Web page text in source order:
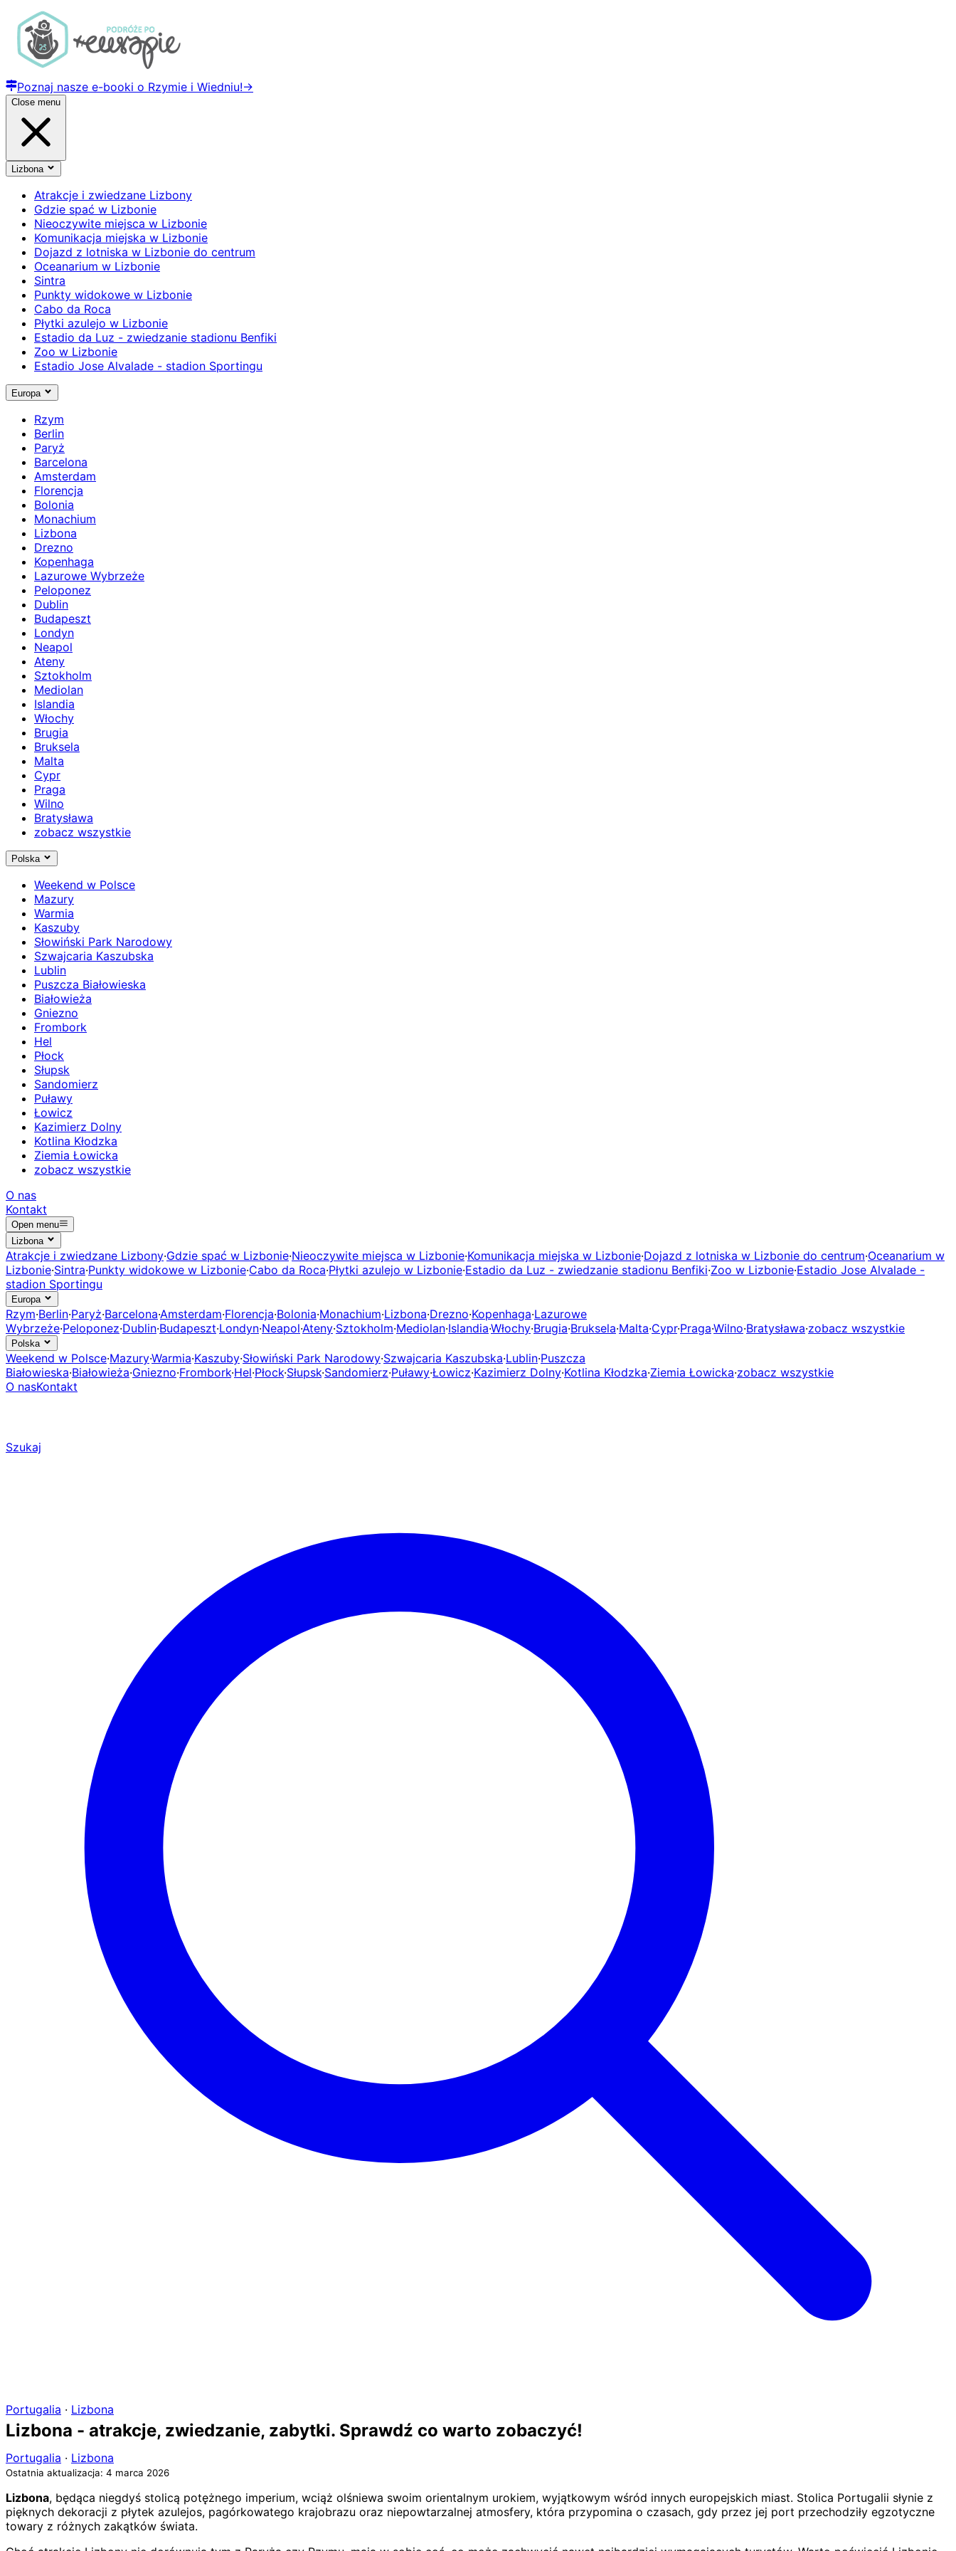
Poznaj nasze e-booki o Rzymie i Wiedniu!→
Close menu
Lizbona
Atrakcje i zwiedzane Lizbony
Gdzie spać w Lizbonie
Nieoczywite miejsca w Lizbonie
Komunikacja miejska w Lizbonie
Dojazd z lotniska w Lizbonie do centrum
Oceanarium w Lizbonie
Sintra
Punkty widokowe w Lizbonie
Cabo da Roca
Płytki azulejo w Lizbonie
Estadio da Luz - zwiedzanie stadionu Benfiki
Zoo w Lizbonie
Estadio Jose Alvalade - stadion Sportingu
Europa
Rzym
Berlin
Paryż
Barcelona
Amsterdam
Florencja
Bolonia
Monachium
Lizbona
Drezno
Kopenhaga
Lazurowe Wybrzeże
Peloponez
Dublin
Budapeszt
Londyn
Neapol
Ateny
Sztokholm
Mediolan
Islandia
Włochy
Brugia
Bruksela
Malta
Cypr
Praga
Wilno
Bratysława
zobacz wszystkie
Polska
Weekend w Polsce
Mazury
Warmia
Kaszuby
Słowiński Park Narodowy
Szwajcaria Kaszubska
Lublin
Puszcza Białowieska
Białowieża
Gniezno
Frombork
Hel
Płock
Słupsk
Sandomierz
Puławy
Łowicz
Kazimierz Dolny
Kotlina Kłodzka
Ziemia Łowicka
zobacz wszystkie
O nas
Kontakt
Open menu
Lizbona
Atrakcje i zwiedzane Lizbony·Gdzie spać w Lizbonie·Nieoczywite miejsca w Lizbonie·Komunikacja miejska w Lizbonie·Dojazd z lotniska w Lizbonie do centrum·Oceanarium w
Lizbonie·Sintra·Punkty widokowe w Lizbonie·Cabo da Roca·Płytki azulejo w Lizbonie·Estadio da Luz - zwiedzanie stadionu Benfiki·Zoo w Lizbonie·Estadio Jose Alvalade -
stadion Sportingu
Europa
Rzym·Berlin·Paryż·Barcelona·Amsterdam·Florencja·Bolonia·Monachium·Lizbona·Drezno·Kopenhaga·Lazurowe
Wybrzeże·Peloponez·Dublin·Budapeszt·Londyn·Neapol·Ateny·Sztokholm·Mediolan·Islandia·Włochy·Brugia·Bruksela·Malta·Cypr·Praga·Wilno·Bratysława·zobacz wszystkie
Polska
Weekend w Polsce·Mazury·Warmia·Kaszuby·Słowiński Park Narodowy·Szwajcaria Kaszubska·Lublin·Puszcza
Białowieska·Białowieża·Gniezno·Frombork·Hel·Płock·Słupsk·Sandomierz·Puławy·Łowicz·Kazimierz Dolny·Kotlina Kłodzka·Ziemia Łowicka·zobacz wszystkie
O nasKontakt
Szukaj
Portugalia · Lizbona
Lizbona - atrakcje, zwiedzanie, zabytki. Sprawdź co warto zobaczyć!
Portugalia · Lizbona
Ostatnia aktualizacja: 4 marca 2026
Lizbona, będąca niegdyś stolicą potężnego imperium, wciąż olśniewa swoim orientalnym urokiem, wyjątkowym wśród innych europejskich miast. Stolica Portugalii słynie z
pięknych dekoracji z płytek azulejos, pagórkowatego krajobrazu oraz niepowtarzalnej atmosfery, która przypomina o czasach, gdy przez jej port przechodziły egzotyczne
towary z różnych zakątków świata.